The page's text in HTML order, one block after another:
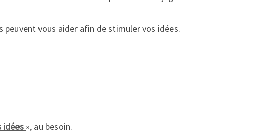
vous aider afin de stimuler vos idées.
idées », au besoin.